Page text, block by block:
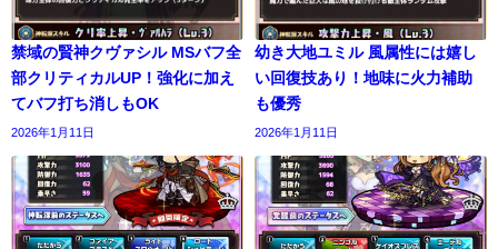
禁域の賢神クヴァシル MSバフ全
部クリティカルUP！強化に加え
てバフ打ち消しもOK
2026年1月11日
幼き大地ユミル 風属性には嬉し
い回復技あり！地味に火力補助
も優秀
2026年1月11日